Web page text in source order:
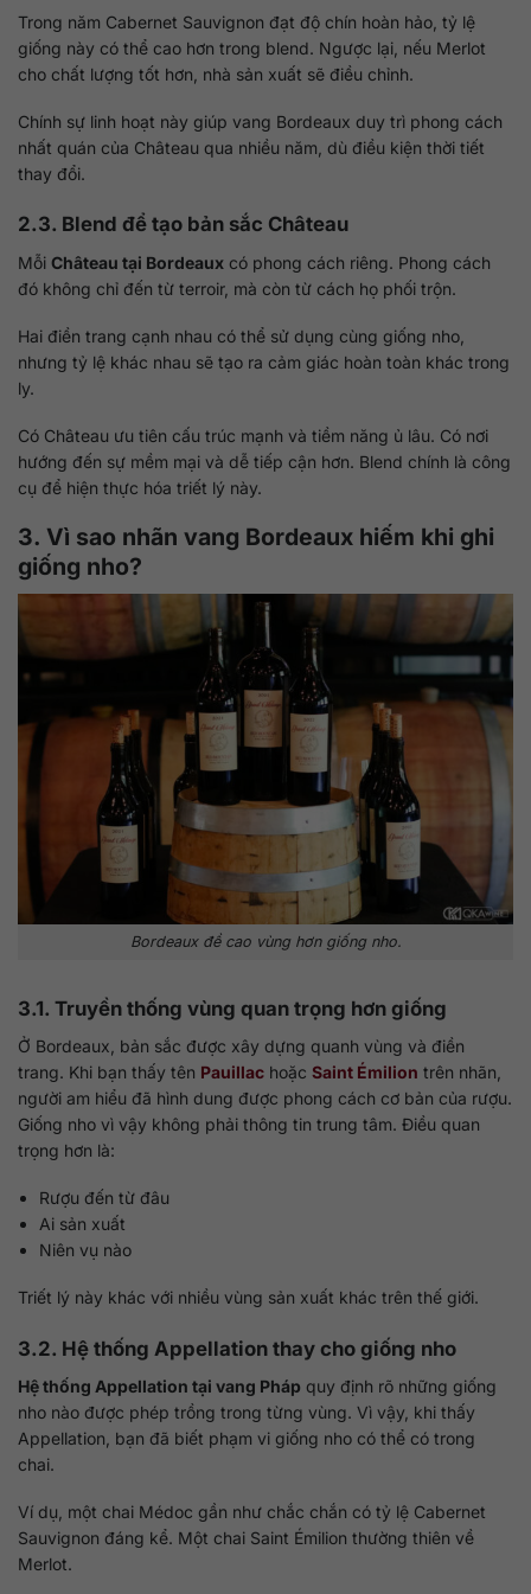
Trong năm Cabernet Sauvignon đạt độ chín hoàn hảo, tỷ lệ
giống này có thể cao hơn trong blend. Ngược lại, nếu Merlot
cho chất lượng tốt hơn, nhà sản xuất sẽ điều chỉnh.
Chính sự linh hoạt này giúp vang Bordeaux duy trì phong cách
nhất quán của Château qua nhiều năm, dù điều kiện thời tiết
thay đổi.
2.3. Blend để tạo bản sắc Château
Mỗi Château tại Bordeaux có phong cách riêng. Phong cách
đó không chỉ đến từ terroir, mà còn từ cách họ phối trộn.
Hai điền trang cạnh nhau có thể sử dụng cùng giống nho,
nhưng tỷ lệ khác nhau sẽ tạo ra cảm giác hoàn toàn khác trong
ly.
Có Château ưu tiên cấu trúc mạnh và tiềm năng ủ lâu. Có nơi
hướng đến sự mềm mại và dễ tiếp cận hơn. Blend chính là công
cụ để hiện thực hóa triết lý này.
3. Vì sao nhãn vang Bordeaux hiếm khi ghi
giống nho?
Bordeaux đề cao vùng hơn giống nho.
3.1. Truyền thống vùng quan trọng hơn giống
Ở Bordeaux, bản sắc được xây dựng quanh vùng và điền
trang. Khi bạn thấy tên Pauillac hoặc Saint Émilion trên nhãn,
người am hiểu đã hình dung được phong cách cơ bản của rượu.
Giống nho vì vậy không phải thông tin trung tâm. Điều quan
trọng hơn là:
Rượu đến từ đâu
Ai sản xuất
Niên vụ nào
Triết lý này khác với nhiều vùng sản xuất khác trên thế giới.
3.2. Hệ thống Appellation thay cho giống nho
Hệ thống Appellation tại vang Pháp quy định rõ những giống
nho nào được phép trồng trong từng vùng. Vì vậy, khi thấy
Appellation, bạn đã biết phạm vi giống nho có thể có trong
chai.
Ví dụ, một chai Médoc gần như chắc chắn có tỷ lệ Cabernet
Sauvignon đáng kể. Một chai Saint Émilion thường thiên về
Merlot.